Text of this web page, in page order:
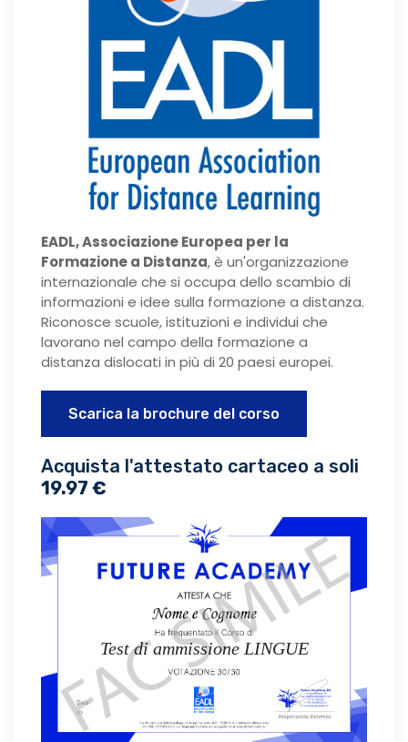
EADL, Associazione Europea per la
Formazione a Distanza, è un'organizzazione
internazionale che si occupa dello scambio di
informazioni e idee sulla formazione a distanza.
Riconosce scuole, istituzioni e individui che
lavorano nel campo della formazione a
distanza dislocati in più di 20 paesi europei.
Scarica la brochure del corso
Acquista l'attestato cartaceo a soli
19.97 €
Test di ammissione LINGUE